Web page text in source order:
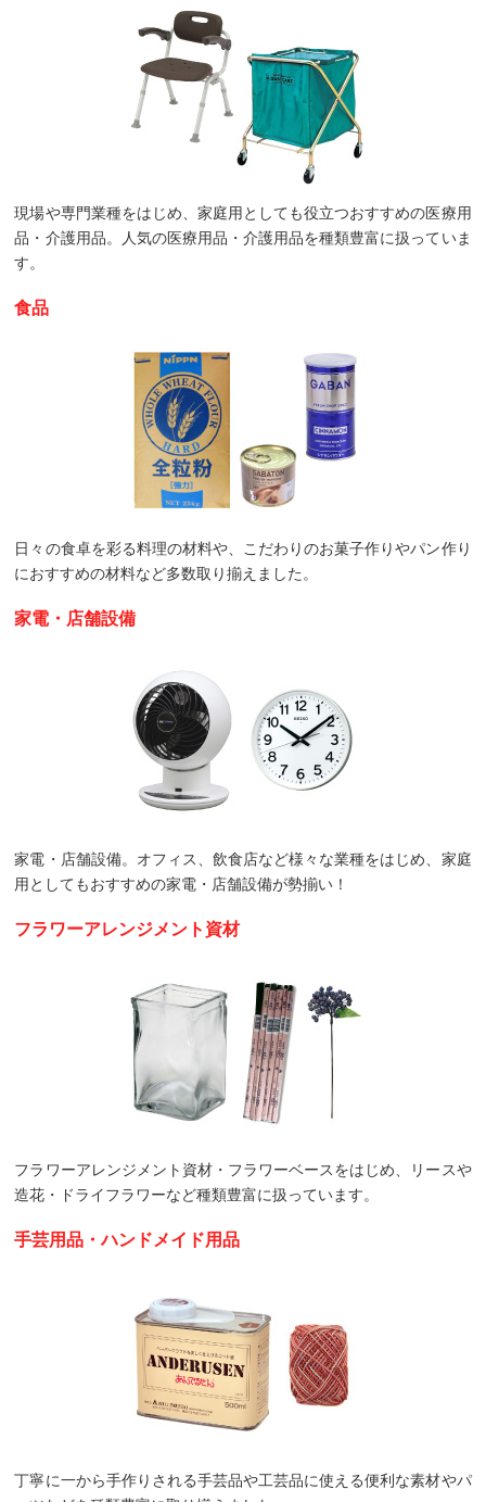
現場や専門業種をはじめ、家庭用としても役立つおすすめの医療用
品・介護用品。人気の医療用品・介護用品を種類豊富に扱っていま
す。
食品
日々の食卓を彩る料理の材料や、こだわりのお菓子作りやパン作り
におすすめの材料など多数取り揃えました。
家電・店舗設備
家電・店舗設備。オフィス、飲食店など様々な業種をはじめ、家庭
用としてもおすすめの家電・店舗設備が勢揃い！
フラワーアレンジメント資材
フラワーアレンジメント資材・フラワーベースをはじめ、リースや
造花・ドライフラワーなど種類豊富に扱っています。
手芸用品・ハンドメイド用品
丁寧に一から手作りされる手芸品や工芸品に使える便利な素材やパ